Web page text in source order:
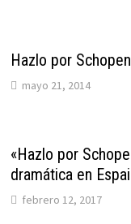
Hazlo por
mayo 21, 2014
«Hazlo por
dramática en
febrero 12, 2017